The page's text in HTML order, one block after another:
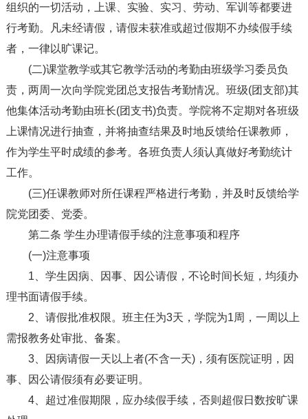
组织的一切活动，上课、实验、实习、劳动、军训等都要进
行考勤。凡未经请假，请假未获准或超过假期不办续假手续
者，一律以旷课记。
(二)课堂教学或其它教学活动的考勤由班级学习委员负
责，两周一次向学院党团总支报告考勤情况。班级(团支部)其
他集体活动考勤由班长(团支书)负责。学院将不定期对各班级
上课情况进行抽查，并将抽查结果及时地反馈给任课教师，
作为学生平时成绩的参考。各班负责人须认真做好考勤统计
工作。
(三)任课教师对所任课程严格进行考勤，并及时反馈给学
院党团委、党委。
第二条 学生办理请假手续的注意事项和程序
(一)注意事项
1、学生因病、因事、因公请假，不论时间长短，均须办
理书面请假手续。
2、请假批准权限。班主任为3天，学院为1周，一周以上
需报教务处审批、备案。
3、因病请假一天以上者(不含一天)，须有医院证明，因
事、因公请假须有必要证明。
4、超过准假期限，应办续假手续，否则超假日数按旷课